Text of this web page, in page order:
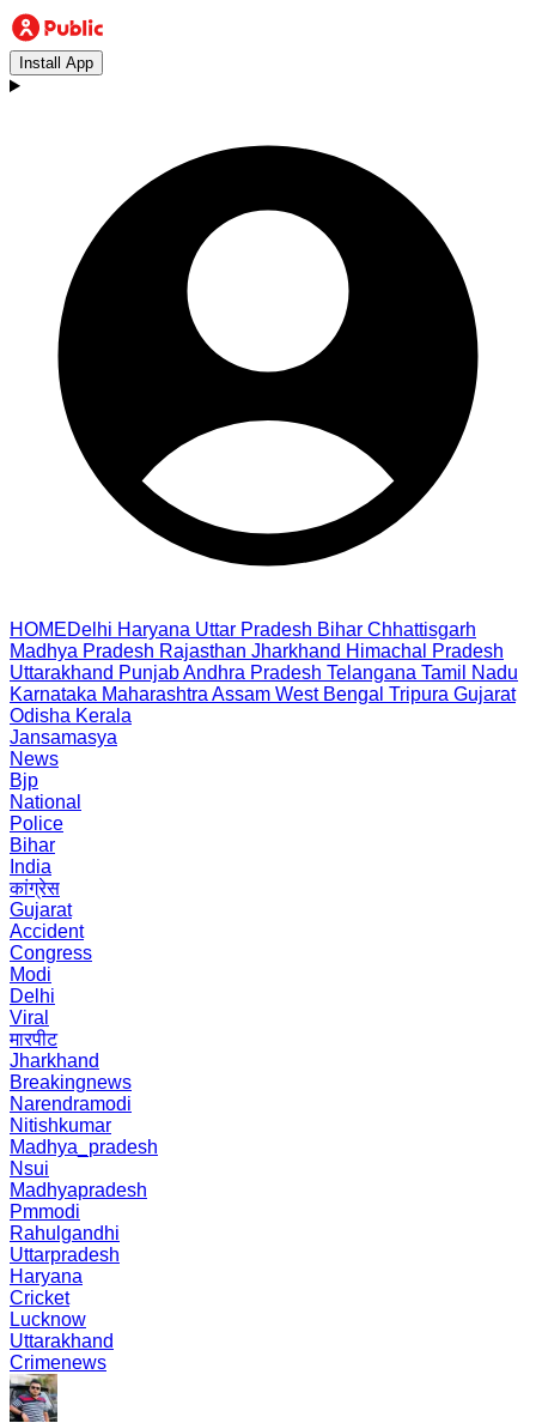
Install App
HOMEDelhi Haryana Uttar Pradesh Bihar Chhattisgarh
Madhya Pradesh Rajasthan Jharkhand Himachal Pradesh
Uttarakhand PunjabAndhra Pradesh Telangana Tamil Nadu
Karnataka Maharashtra Assam West Bengal Tripura Gujarat
Odisha Kerala
Jansamasya
News
Bjp
National
Police
Bihar
India
कांग्रेस
Gujarat
Accident
Congress
Modi
Delhi
Viral
मारपीट
Jharkhand
Breakingnews
Narendramodi
Nitishkumar
Madhya_pradesh
Nsui
Madhyapradesh
Pmmodi
Rahulgandhi
Uttarpradesh
Haryana
Cricket
Lucknow
Uttarakhand
Crimenews